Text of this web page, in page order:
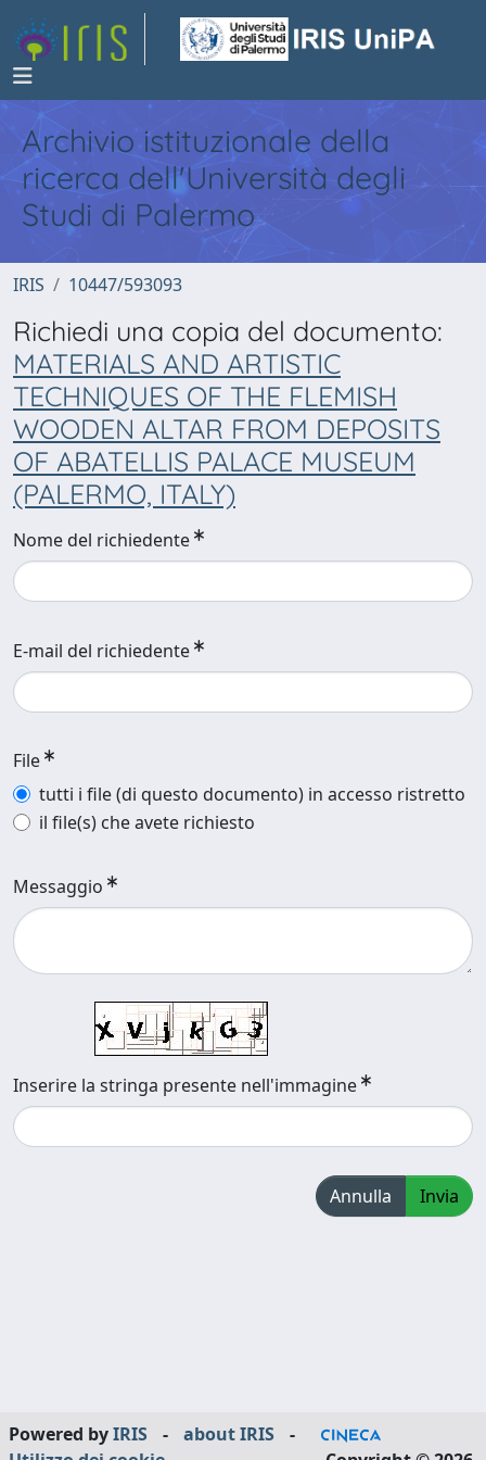
Archivio istituzionale della
ricerca dell'Università degli
Studi di Palermo
IRIS 10447/593093
Richiedi una copia del documento:
MATERIALS AND ARTISTIC
TECHNIQUES OF THE FLEMISH
WOODEN ALTAR FROM DEPOSITS
OF ABATELLIS PALACE MUSEUM
(PALERMO, ITALY)
Nome del richiedente
E-mail del richiedente
File
tutti i file (di questo documento) in accesso ristretto
il file(s) che avete richiesto
Messaggio
Inserire la stringa presente nell'immagine
Annulla Invia
Powered byIRIS - about IRIS
-